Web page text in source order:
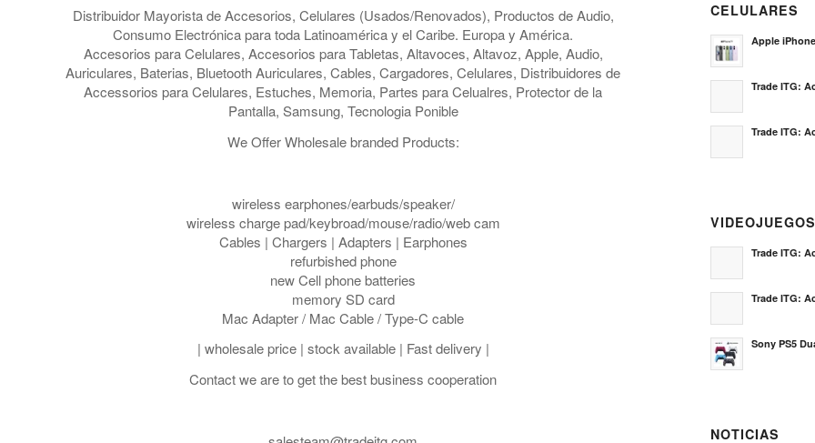
Distribuidor Mayorista de Accesorios, Celulares (Usados/Renovados), Productos de Audio,
Consumo Electrónica para toda Latinoamérica y el Caribe. Europa y América.
Accesorios para Celulares, Accesorios para Tabletas, Altavoces, Altavoz, Apple, Audio,
Auriculares, Baterias, Bluetooth Auriculares, Cables, Cargadores, Celulares, Distribuidores de
Accessorios para Celulares, Estuches, Memoria, Partes para Celualres, Protector de la
Pantalla, Samsung, Tecnologia Ponible
We Offer Wholesale branded Products:
wireless earphones/earbuds/speaker/
wireless charge pad/keybroad/mouse/radio/web cam
Cables | Chargers | Adapters | Earphones
refurbished phone
new Cell phone batteries
memory SD card
Mac Adapter / Mac Cable / Type-C cable
| wholesale price | stock available | Fast delivery |
Contact we are to get the best business cooperation
CELULARES
Apple
Trade ITG:
Trade ITG:
VIDEOJUEGOS
Trade ITG:
Trade ITG:
Sony PS5
NOTICIAS